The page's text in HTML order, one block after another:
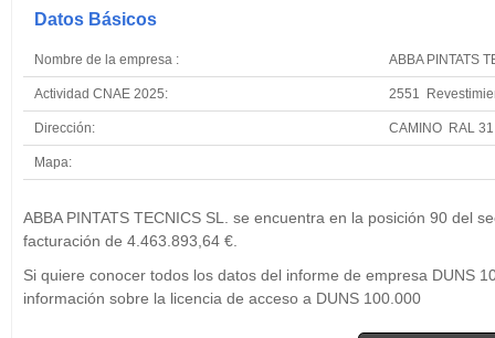
Datos Básicos
Nombre de la empresa : ABBA PINTATS
Actividad CNAE 2025: 2551
Dirección: CAMINO RAL
Mapa:
−
ABBA PINTATS TECNICS SL. se encuentra en la posición 90 del
facturación de 4.463.893,64 €.
Si quiere conocer todos los datos del informe de empresa DUNS
información sobre la licencia de acceso a DUNS 100.000